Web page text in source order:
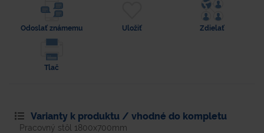
Odoslať známemu Uložiť Zdielať
Tlač
Varianty k produktu / vhodné do kompletu
Pracovný stôl 1800x700mm